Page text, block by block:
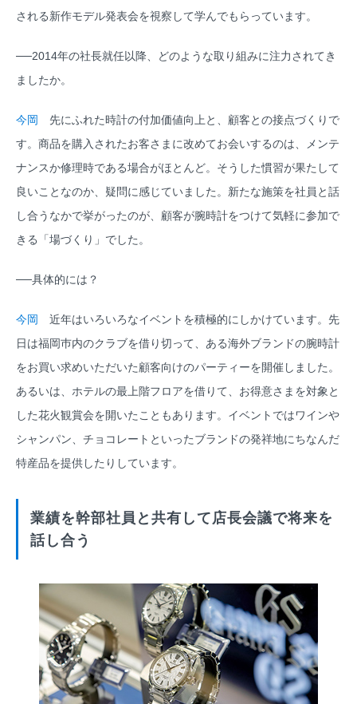
される新作モデル発表会を視察して学んでもらっています。
──2014年の社長就任以降、どのような取り組みに注力されてき
ましたか。
今岡
先にふれた時計の付加価値向上と、顧客との接点づくりで
す。商品を購入されたお客さまに改めてお会いするのは、メンテ
ナンスか修理時である場合がほとんど。そうした慣習が果たして
良いことなのか、疑問に感じていました。新たな施策を社員と話
し合うなかで挙がったのが、顧客が腕時計をつけて気軽に参加で
きる「場づくり」でした。
──具体的には？
今岡
近年はいろいろなイベントを積極的にしかけています。先
日は福岡巿内のクラブを借り切って、ある海外ブランドの腕時計
をお買い求めいただいた顧客向けのパーティーを開催しました。
あるいは、ホテルの最上階フロアを借りて、お得意さまを対象と
した花火観賞会を開いたこともあります。イベントではワインや
シャンパン、チョコレートといったブランドの発祥地にちなんだ
特産品を提供したりしています。
業績を幹部社員と共有して店長会議で将来を
話し合う